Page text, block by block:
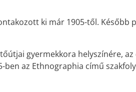
ki már 1905-től. Később
gyermekkora helyszínére,
az Ethnographia című